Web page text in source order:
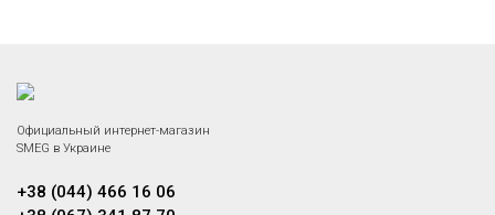
Официальный интернет-магазин
SMEG в Украине
+38 (044) 466 16 06